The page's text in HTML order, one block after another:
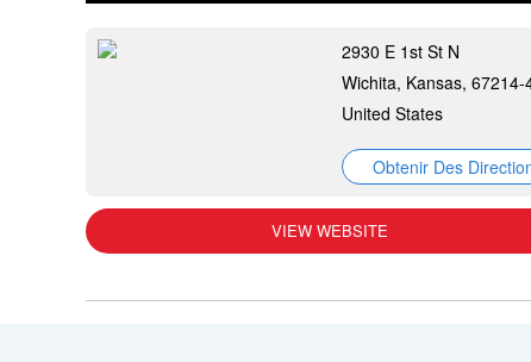
2930 E 1st St N
Wichita, Kansas, 67214-
United States
Obtenir Des
VIEW WEBSITE